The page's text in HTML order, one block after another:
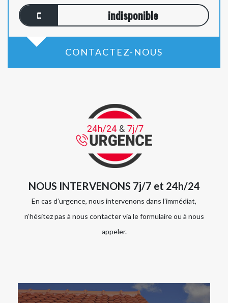
indisponible
CONTACTEZ-NOUS
NOUS INTERVENONS 7j/7 et 24h/24
En cas d’urgence, nous intervenons dans l’immédiat,
n’hésitez pas à nous contacter via le formulaire ou à nous
appeler.